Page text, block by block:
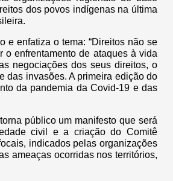
dos povos indígenas na última
e enfatiza o tema: “Direitos não se
o enfrentamento de ataques à vida
negociações dos seus direitos, o
das invasões. A primeira edição do
da pandemia da Covid-19 e das
público um manifesto que será
civil e a criação do Comitê
indicados pelas organizações
ameaças ocorridas nos territórios,